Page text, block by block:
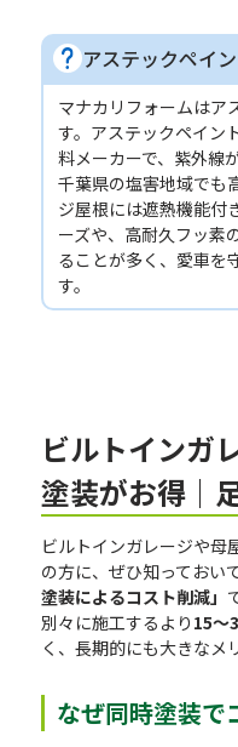
アステックペイ
マナカリフォームはア
す。アステックペイン
料メーカーで、紫外線
千葉県の塩害地域でも
ジ屋根には遮熱機能付
ーズや、高耐久フッ素
ることが多く、愛車を
す。
ビルトインガ
塗装がお得｜
ビルトインガレージや母
の方に、ぜひ知っておい
塗装によるコスト削減」
別々に施工するより 15〜
く、長期的にも大きなメ
なぜ同時塗装で